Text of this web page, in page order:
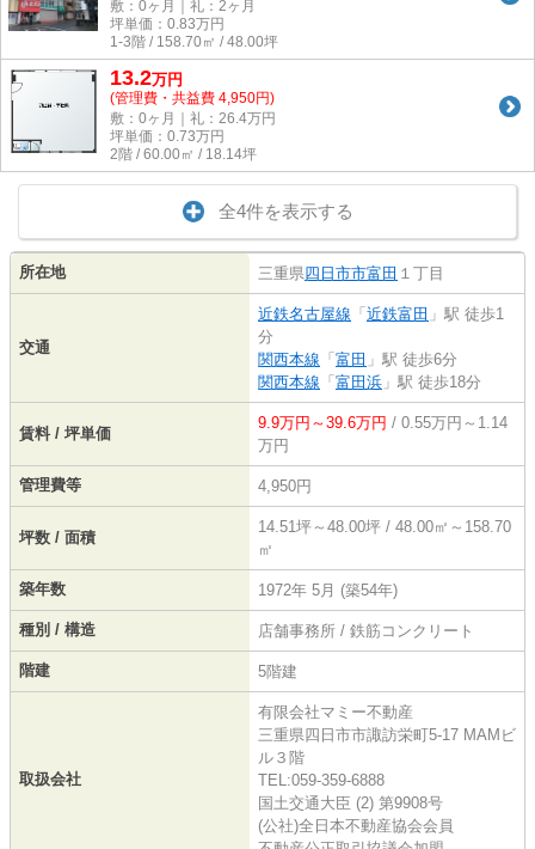
敷：0ヶ月｜礼：2ヶ月
坪単価： 0.83万円
1-3階 / 158.70㎡ / 48.00坪
13.2万円
(管理費・共益費 4,950円)
敷：0ヶ月｜礼：26.4万円
坪単価： 0.73万円
2階 / 60.00㎡ / 18.14坪
全4件を表示する
所在地 三重県四日市市富田 １丁目
交通
近鉄名古屋線 「 近鉄富田 」駅 徒歩1
分
関西本線 「 富田 」駅 徒歩6分
関西本線 「 富田浜 」駅 徒歩18分
賃料 / 坪単価
9.9万円～39.6万円 / 0.55万円～1.14
万円
管理費等 4,950円
坪数 / 面積
14.51坪～48.00坪 / 48.00㎡～158.70
㎡
築年数 1972年 5月 (築54年)
種別 / 構造 店舗事務所 / 鉄筋コンクリート
階建 5階建
取扱会社
有限会社マミー不動産
三重県四日市市諏訪栄町5-17 MAMビ
ル３階
TEL:059-359-6888
国土交通大臣 (2) 第9908号
(公社)全日本不動産協会会員